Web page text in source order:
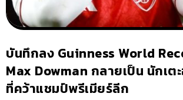
บันทึกลง Guinness World
Max Dowman กลายเป็น นักเ
ที่คว้าแชมป์พรีเมียร์ลีก